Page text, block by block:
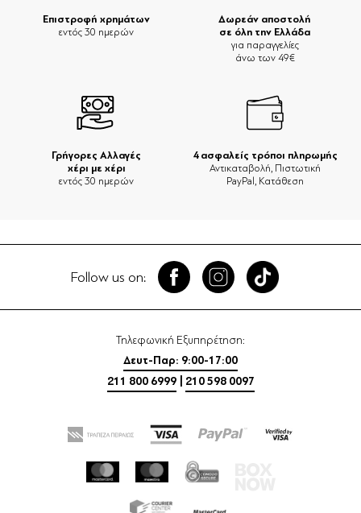
Δωρεάν αποστολή
σε όλη την Ελλάδα
για παραγγελίες
άνω των 49€
Επιστροφή χρημάτων
εντός 30 ημερών
Γρήγορες Αλλαγές
χέρι με χέρι
εντός 30 ημερών
4 ασφαλείς τρόποι πληρωμής
Αντικαταβολή, Πιστωτική
PayPal, Κατάθεση
Follow us on:
Τηλεφωνική Εξυπηρέτηση:
Δευτ-Παρ: 9:00-17:00
211 800 6999
210 598 0097